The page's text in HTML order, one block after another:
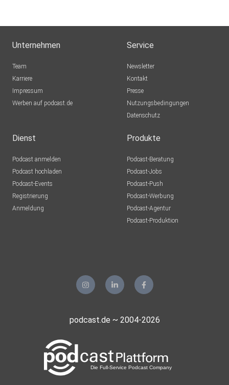
Unternehmen
Team
Karriere
Impressum
Werben auf podcast.de
Service
Newsletter
Kontakt
Presse
Nutzungsbedingungen
Datenschutz
Dienst
Podcast anmelden
Podcast hochladen
Podcast-Events
Registrierung
Anmeldung
Produkte
Podcast-Beratung
Podcast-Jobs
Podcast-Push
Podcast-Werbung
Podcast-Agentur
Podcast-Produktion
podcast.de ~ 2004-2026